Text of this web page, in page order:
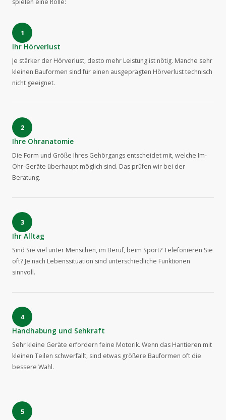
spielen eine Rolle:
1
Ihr Hörverlust
Je stärker der Hörverlust, desto mehr Leistung ist nötig. Manche sehr
kleinen Bauformen sind für einen ausgeprägten Hörverlust technisch
nicht geeignet.
2
Ihre Ohranatomie
Die Form und Größe Ihres Gehörgangs entscheidet mit, welche Im-
Ohr-Geräte überhaupt möglich sind. Das prüfen wir bei der
Beratung.
3
Ihr Alltag
Sind Sie viel unter Menschen, im Beruf, beim Sport? Telefonieren Sie
oft? Je nach Lebenssituation sind unterschiedliche Funktionen
sinnvoll.
4
Handhabung und Sehkraft
Sehr kleine Geräte erfordern feine Motorik. Wenn das Hantieren mit
kleinen Teilen schwerfällt, sind etwas größere Bauformen oft die
bessere Wahl.
5